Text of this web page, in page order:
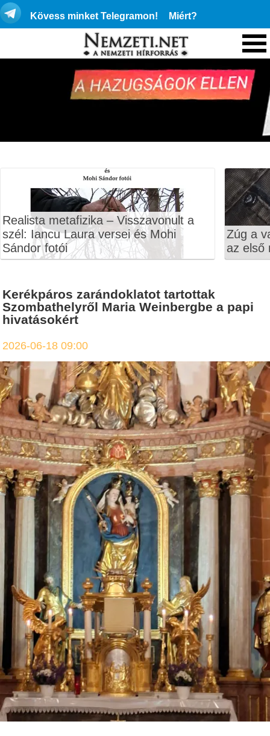
Kövess minket Telegramon! Miért?
Realista metafizika – Visszavonult a
szél: Iancu Laura versei és Mohi
Sándor fotói
Zúg a
az első
Kerékpáros zarándoklatot tartottak
Szombathelyről Maria Weinbergbe a papi
hivatásokért
2026-06-18 09:00